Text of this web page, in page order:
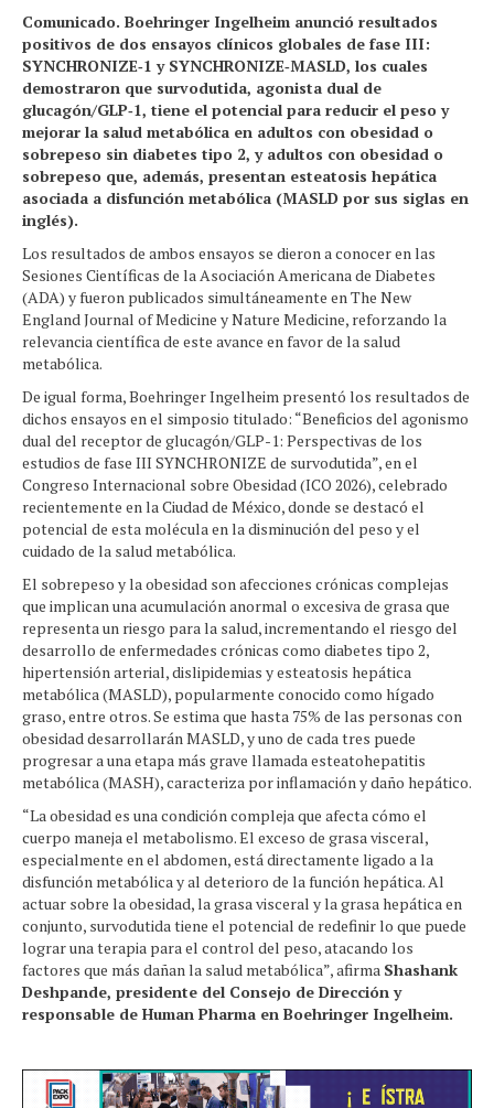
Comunicado. Boehringer Ingelheim anunció resultados
positivos de dos ensayos clínicos globales de fase III:
SYNCHRONIZE‑1 y SYNCHRONIZE‑MASLD, los cuales
demostraron que survodutida, agonista dual de
glucagón/GLP‑1, tiene el potencial para reducir el peso y
mejorar la salud metabólica en adultos con obesidad o
sobrepeso sin diabetes tipo 2, y adultos con obesidad o
sobrepeso que, además, presentan esteatosis hepática
asociada a disfunción metabólica (MASLD por sus siglas en
inglés).
Los resultados de ambos ensayos se dieron a conocer en las
Sesiones Científicas de la Asociación Americana de Diabetes
(ADA) y fueron publicados simultáneamente en The New
England Journal of Medicine y Nature Medicine, reforzando la
relevancia científica de este avance en favor de la salud
metabólica.
De igual forma, Boehringer Ingelheim presentó los resultados de
dichos ensayos en el simposio titulado: “Beneficios del agonismo
dual del receptor de glucagón/GLP-1: Perspectivas de los
estudios de fase III SYNCHRONIZE de survodutida”, en el
Congreso Internacional sobre Obesidad (ICO 2026), celebrado
recientemente en la Ciudad de México, donde se destacó el
potencial de esta molécula en la disminución del peso y el
cuidado de la salud metabólica.
El sobrepeso y la obesidad son afecciones crónicas complejas
que implican una acumulación anormal o excesiva de grasa que
representa un riesgo para la salud, incrementando el riesgo del
desarrollo de enfermedades crónicas como diabetes tipo 2,
hipertensión arterial, dislipidemias y esteatosis hepática
metabólica (MASLD), popularmente conocido como hígado
graso, entre otros. Se estima que hasta 75% de las personas con
obesidad desarrollarán MASLD, y uno de cada tres puede
progresar a una etapa más grave llamada esteatohepatitis
metabólica (MASH), caracteriza por inflamación y daño hepático.
“La obesidad es una condición compleja que afecta cómo el
cuerpo maneja el metabolismo. El exceso de grasa visceral,
especialmente en el abdomen, está directamente ligado a la
disfunción metabólica y al deterioro de la función hepática. Al
actuar sobre la obesidad, la grasa visceral y la grasa hepática en
conjunto, survodutida tiene el potencial de redefinir lo que puede
lograr una terapia para el control del peso, atacando los
factores que más dañan la salud metabólica”, afirma Shashank
Deshpande, presidente del Consejo de Dirección y
responsable de Human Pharma en Boehringer Ingelheim.